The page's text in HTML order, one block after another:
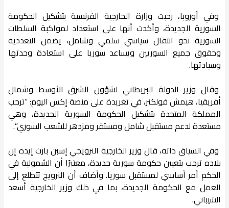
وفي أوروبا، رحبت وزارة الخارجية الفرنسية بتشكيل الحكومة
السورية الجديدة، وأكدت أنها على استعداد لمواكبة السلطات
السورية نحو انتقال سياسي سلمي وشامل، يضمن التعددية
وحقوق جميع السوريين ويساعد سوريا على استعادة وحدتها
وسيادتها.
وقال وزير الدولة البريطاني لشؤون الشرق الأوسط وشمال
أفريقيا، هيمش فولكنر، في تغريدة على منصة إكس اليوم: “ترحب
المملكة المتحدة بتشكيل الحكومة السورية الجديدة، وهي
مستعدة لدعم مستقبل شامل ومستقر ومزدهر للشعب السوري”.
وفي السياق ذاته، قال وزير الخارجية النرويجي إسبن بارث إيده إن
بلاده ترحب بتعيين حكومة سورية جديدة، معتبرًا أن الشمولية في
الحكم أمر أساسي لمستقبل سوريا. وأضاف أن النرويج تتطلع إلى
العمل مع الحكومة الجديدة، بما في ذلك وزير الخارجية أسعد
الشيباني.